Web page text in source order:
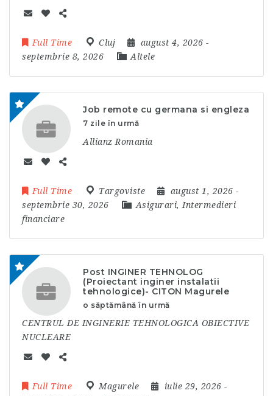
Full Time Cluj august 4, 2026 -
septembrie 8, 2026
Altele
Job remote cu germana si engleza
7 zile în urmă
Allianz Romania
Full Time Targoviste august 1, 2026 -
septembrie 30, 2026
Asigurari, Intermedieri
financiare
Post INGINER TEHNOLOG
(Proiectant inginer instalatii
tehnologice)- CITON Magurele
o săptămână în urmă
CENTRUL DE INGINERIE TEHNOLOGICA OBIECTIVE
NUCLEARE
Full Time Magurele iulie 29, 2026 -